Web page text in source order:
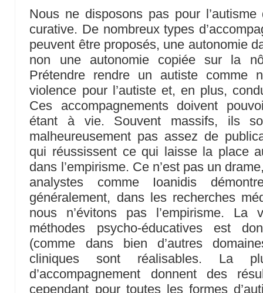
Nous ne disposons pas pour
curative. De nombreux types
peuvent être proposés, une autonomie
non une autonomie copiée sur la
Prétendre rendre un autiste comme
violence pour l’autiste et, en plus,
Ces accompagnements doivent
étant à vie. Souvent massifs, ils
malheureusement pas assez de
qui réussissent ce qui laisse la place
dans l’empirisme. Ce n’est pas un
analystes comme Ioanidis
généralement, dans les recherches
nous n’évitons pas l’empirisme. La
méthodes psycho-éducatives est
(comme dans bien d’autres
cliniques sont réalisables. La
d’accompagnement donnent des
cependant pour toutes les formes